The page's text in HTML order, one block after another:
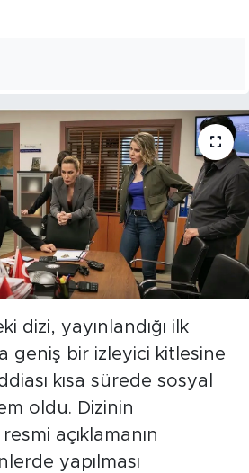
dizi, yayınlandığı ilk
geniş bir izleyici kitlesine
kısa sürede sosyal
oldu. Dizinin
açıklamanın
yapılması